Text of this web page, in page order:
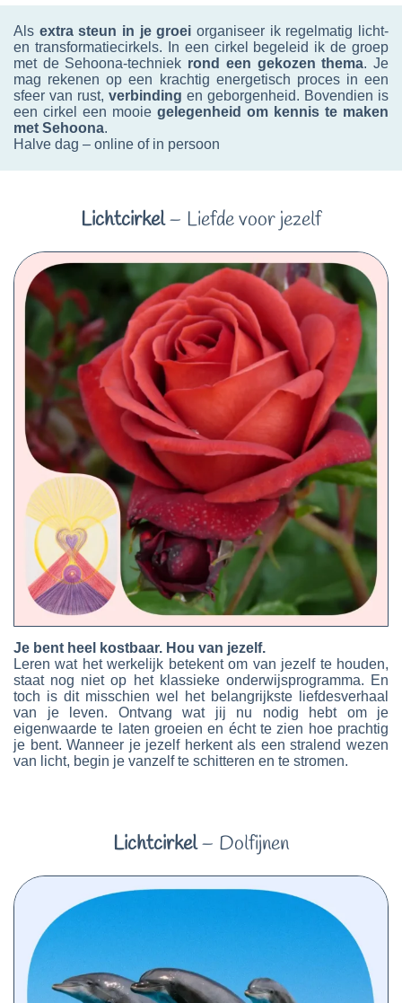
Als extra steun in je groei organiseer ik regelmatig licht-
en transformatiecirkels. In een cirkel begeleid ik de groep
met de Sehoona-techniek rond een gekozen thema. Je
mag rekenen op een krachtig energetisch proces in een
sfeer van rust, verbinding en geborgenheid. Bovendien is
een cirkel een mooie gelegenheid om kennis te maken
met Sehoona.
Halve dag – online of in persoon
Lichtcirkel– Liefde voor jezelf
Je bent heel kostbaar. Hou van jezelf.
Leren wat het werkelijk betekent om van jezelf te houden,
staat nog niet op het klassieke onderwijsprogramma. En
toch is dit misschien wel het belangrijkste liefdesverhaal
van je leven. Ontvang wat jij nu nodig hebt om je
eigenwaarde te laten groeien en écht te zien hoe prachtig
je bent. Wanneer je jezelf herkent als een stralend wezen
van licht, begin je vanzelf te schitteren en te stromen.
Lichtcirkel– Dolfijnen